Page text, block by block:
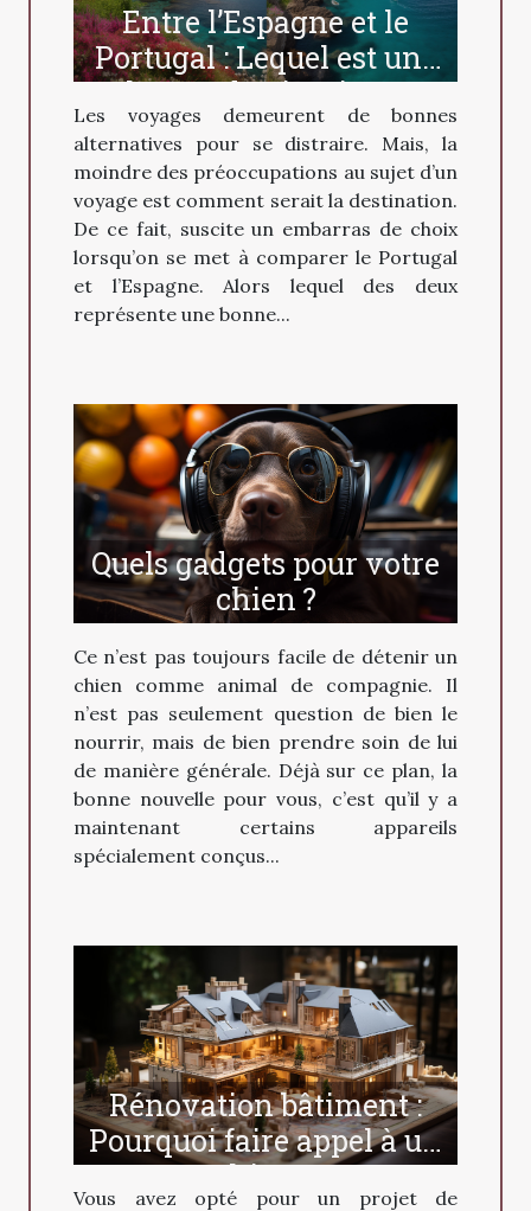
Entre l’Espagne et le
Portugal : Lequel est une
bonne destination ?
Les voyages demeurent de bonnes
alternatives pour se distraire. Mais, la
moindre des préoccupations au sujet d’un
voyage est comment serait la destination.
De ce fait, suscite un embarras de choix
lorsqu’on se met à comparer le Portugal
et l’Espagne. Alors lequel des deux
représente une bonne...
Quels gadgets pour votre
chien ?
Ce n’est pas toujours facile de détenir un
chien comme animal de compagnie. Il
n’est pas seulement question de bien le
nourrir, mais de bien prendre soin de lui
de manière générale. Déjà sur ce plan, la
bonne nouvelle pour vous, c’est qu’il y a
maintenant certains appareils
spécialement conçus...
Rénovation bâtiment :
Pourquoi faire appel à un
architecte ?
Vous avez opté pour un projet de